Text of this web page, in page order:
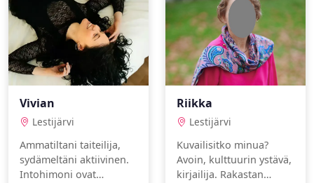
Vivian
Lestijärvi
Ammatiltani taiteilija,
sydämeltäni aktiivinen.
Intohimoni ovat
Riikka
Lestijärvi
Kuvailisitko minua?
Avoin, kulttuurin ystävä,
kirjailija. Rakastan